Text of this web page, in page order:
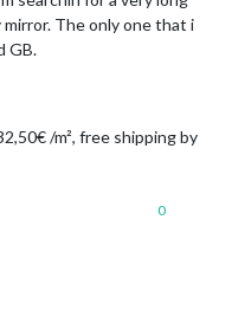
The only one that i
GB.
/m², free shipping by
0